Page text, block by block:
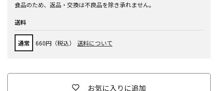
食品のため、返品・交換は不良品を除き承れません。
送料
通常 660円（税込） 送料について
お気に入りに追加